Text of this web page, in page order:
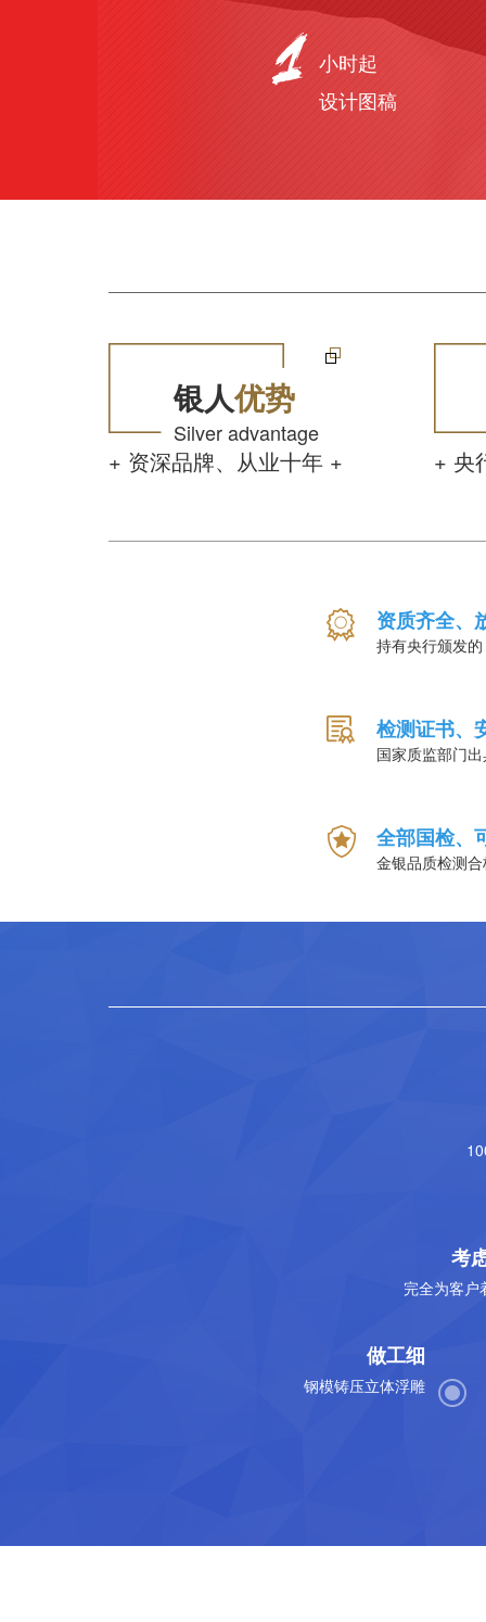
小时起
设计图稿
银人优势
Silver advantage
+ 资深品牌、从业十年 + + 央
资质齐全、
持有央行颁发
检测证书、
国家质监部门
全部国检、
金银品质检测
考
完全为客户
做工细
钢模铸压立体浮雕